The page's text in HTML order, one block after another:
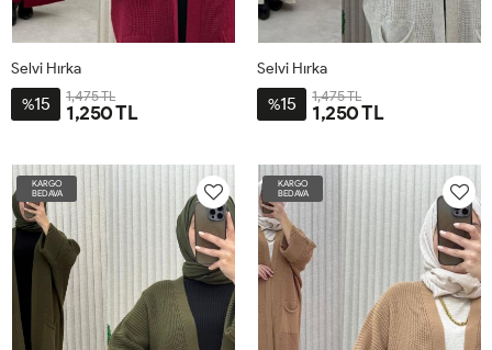
BDN-
Selvi Hırka
%15 1,475 TL
1,250 TL
BDN-
Selvi Hırka
%15 1,475 TL
1,250 TL
KARGO
BEDAVA
KARGO
BEDAVA